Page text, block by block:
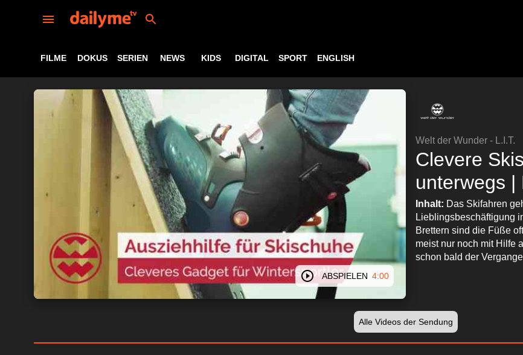
FILME DOKUS SERIEN NEWS KIDS DIGITAL SPORT ENGLISH
ABSPIELEN 4:00
Welt der Wunder - L.I.T.
Clevere
unterwegs |
Inhalt: Das Skifahren
Lieblingsbeschäftigung
Brettern sind die Füße
meist nur noch mit Hilfe
schon bald der
Alle Videos der Sendung